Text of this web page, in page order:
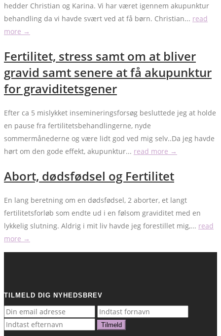
hedder Christian og Karina. Vi har været igennem akupunktur
behandling da vi havde svært ved at få børn. Christian... read
more →
Fertilitet, stress samt om at bliver
gravid samt senere at få akupunktur
for graviditetsgener
Efter ca 5 mislykket insemineringsforsøg besluttede jeg at holde
en pause fra fertilitetsbehandlingerne, nyde
sommermånederne og være lidt god ved mig selv..Da jeg havde
hørt om den gode effekt, akupunktur... read more →
Abort, dødsfødsel og Fertilitet
En lang beretning om en dødsfødsel, 2 aborter, et langt
fertilitetsforløb som endte ud i en følsom graviditet med en
lykkelig slutning. Aldrig i mit liv havde jeg forestillet mig,... read
more →
TILMELD DIG NYHEDSBREV